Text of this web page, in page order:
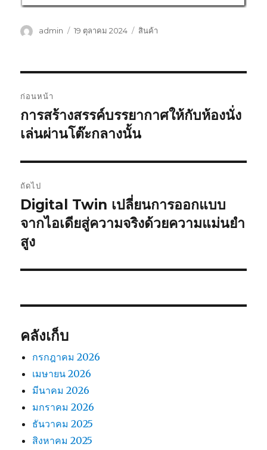
ผู้admin
เขียน
19 ตุลาคม 2024
หมวด
สินค้า
เรื่อง
ก่อนหน้า
เรื่อง
ก่อน
การสร้างสรรค์บรรยากาศให้กับห้องนั่ง
เล่นผ่านโต๊ะกลางนั้น
ถัดไป
เรื่อง
ต่อ
ไป:
Digital Twin เปลี่ยนการออกแบบ
จากไอเดียสู่ความจริงด้วยความแม่นยำ
สูง
คลังเก็บ
กรกฎาคม 2026
เมษายน 2026
มีนาคม 2026
มกราคม 2026
ธันวาคม 2025
สิงหาคม 2025